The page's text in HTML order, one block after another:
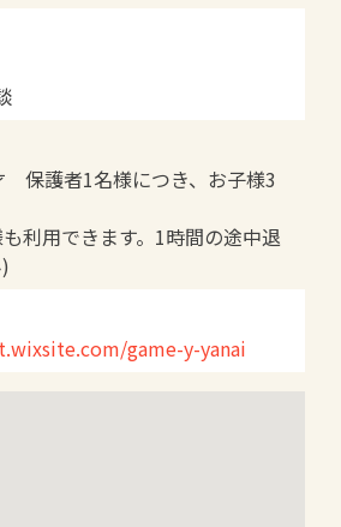
保護者1名様につき、お子様3
利用できます。1時間の途中退
game-y-yanai